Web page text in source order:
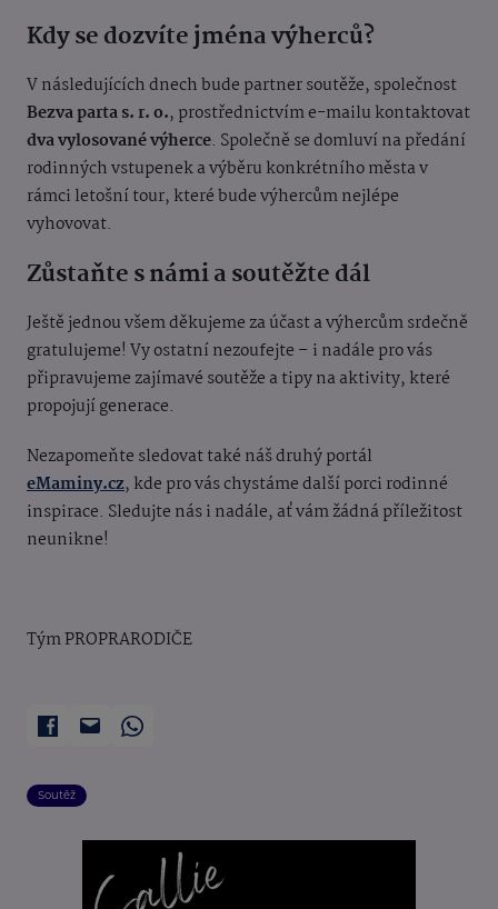
Kdy se dozvíte jména výherců?
V následujících dnech bude partner soutěže, společnost
Bezva parta s. r. o., prostřednictvím e-mailu kontaktovat
dva vylosované výherce. Společně se domluví na předání
rodinných vstupenek a výběru konkrétního města v
rámci letošní tour, které bude výhercům nejlépe
vyhovovat.
Zůstaňte s námi a soutěžte dál
Ještě jednou všem děkujeme za účast a výhercům srdečně
gratulujeme! Vy ostatní nezoufejte – i nadále pro vás
připravujeme zajímavé soutěže a tipy na aktivity, které
propojují generace.
Nezapomeňte sledovat také náš druhý portál
eMaminy.cz, kde pro vás chystáme další porci rodinné
inspirace. Sledujte nás i nadále, ať vám žádná příležitost
neunikne!
Tým PROPRARODIČE
Soutěž